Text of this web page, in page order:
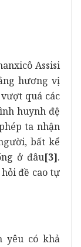
Assisi
hương vị
quá các
huynh đệ
ta nhận
bất kể
ở đâu[3].
đề cao tự
yêu có khả